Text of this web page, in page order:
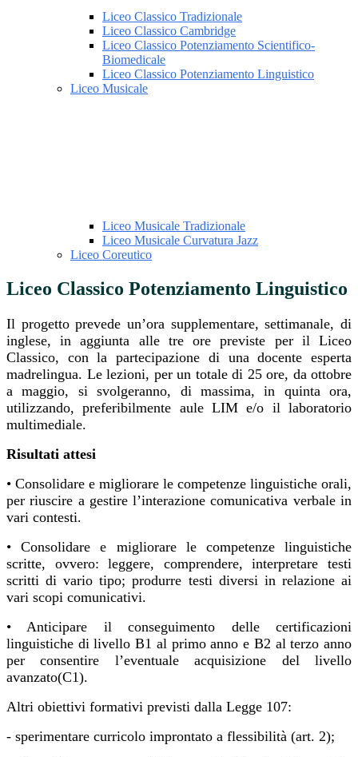
Liceo Classico Tradizionale
Liceo Classico Cambridge
Liceo Classico Potenziamento Scientifico-
Biomedicale
Liceo Classico Potenziamento Linguistico
Liceo Musicale
Liceo Musicale Tradizionale
Liceo Musicale Curvatura Jazz
Liceo Coreutico
Liceo Classico Potenziamento Linguistico
Il progetto prevede un’ora supplementare, settimanale, di
inglese, in aggiunta alle tre ore previste per il Liceo
Classico, con la partecipazione di una docente esperta
madrelingua. Le lezioni, per un totale di 25 ore, da ottobre
a maggio, si svolgeranno, di massima, in quinta ora,
utilizzando, preferibilmente aule LIM e/o il laboratorio
multimediale.
Risultati attesi
• Consolidare e migliorare le competenze linguistiche orali,
per riuscire a gestire l’interazione comunicativa verbale in
vari contesti.
• Consolidare e migliorare le competenze linguistiche
scritte, ovvero: leggere, comprendere, interpretare testi
scritti di vario tipo; produrre testi diversi in relazione ai
vari scopi comunicativi.
• Anticipare il conseguimento delle certificazioni
linguistiche di livello B1 al primo anno e B2 al terzo anno
per consentire l’eventuale acquisizione del livello
avanzato(C1).
Altri obiettivi formativi previsti dalla Legge 107:
- sperimentare curricolo improntato a flessibilità (art. 2);